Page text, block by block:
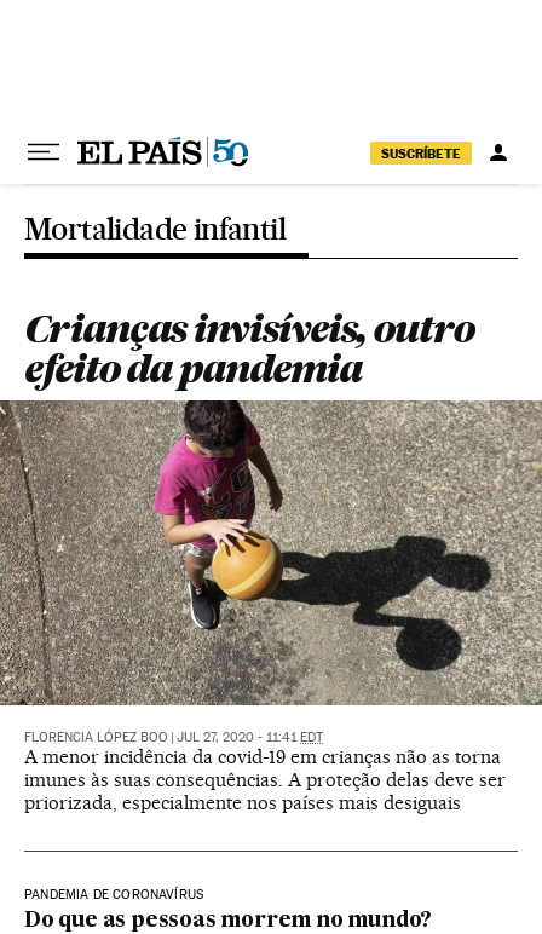
SUSCRÍBETE
Mortalidade infantil
Crianças invisíveis, outro
efeito da pandemia
FLORENCIA LÓPEZ BOO JUL 27, 2020 - 11:41 EDT
A menor incidência da covid-19 em crianças não as torna
imunes às suas consequências. A proteção delas deve ser
priorizada, especialmente nos países mais desiguais
PANDEMIA DE CORONAVÍRUS
Do que as pessoas morrem no mundo?